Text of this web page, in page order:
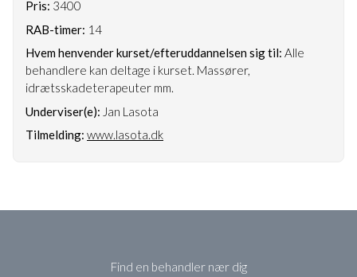
Pris: 3400
RAB-timer: 14
Hvem henvender kurset/efteruddannelsen sig til: Alle
behandlere kan deltage i kurset. Massører,
idrætsskadeterapeuter mm.
Underviser(e): Jan Lasota
Tilmelding: www.lasota.dk
Find en behandler nær dig